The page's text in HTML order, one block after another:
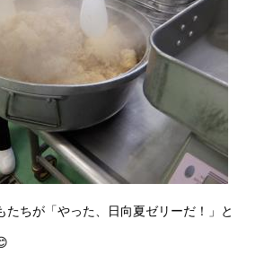
たちが「やった、日向夏ゼリーだ！」と